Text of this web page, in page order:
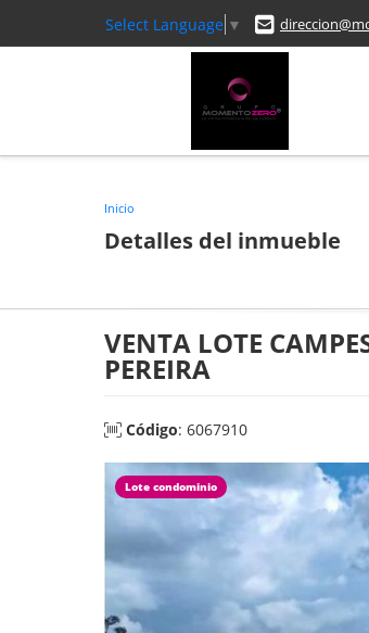
Select Language ▼
Inicio
Detalles del inmueble
VENTA LOTE
PEREIRA
Código: 6067910
Lote condominio